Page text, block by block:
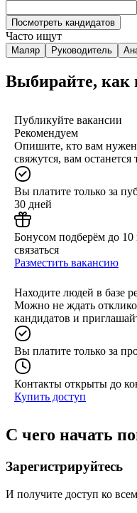
Посмотреть кандидатов
Часто ищут
Маляр Руководитель
Выбирайте, как
Публикуйте вакансии
Рекомендуем
Опишите, кто вам
свяжутся, вам останется
Вы платите только за
30 дней
Бонусом подберём до
связаться
Разместить вакансию
Находите людей в базе
Можно не ждать
кандидатов и
Вы платите только за
Контакты открыты до
Купить доступ
С чего начать
Зарегистрируйтесь
И получите доступ ко